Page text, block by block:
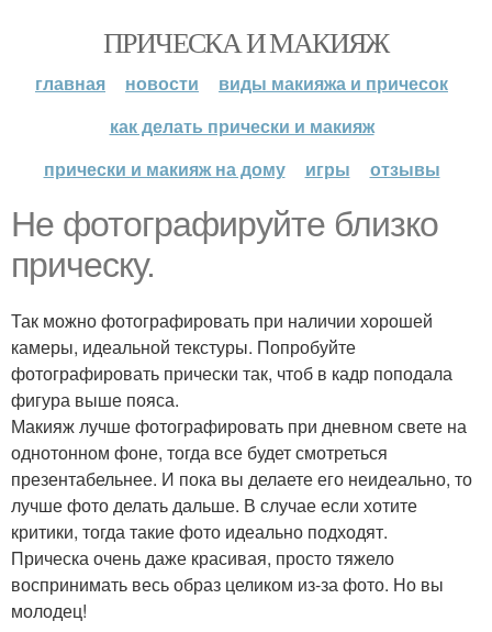
ПРИЧЕСКА И МАКИЯЖ
главная новости
виды макияжа и причесок
как делать прически и макияж
прически и макияж на дому
игры отзывы
Не фотографируйте близко
прическу.
Так можно фотографировать при наличии хорошей
камеры, идеальной текстуры. Попробуйте
фотографировать прически так, чтоб в кадр поподала
фигура выше пояса.
Макияж лучше фотографировать при дневном свете на
однотонном фоне, тогда все будет смотреться
презентабельнее. И пока вы делаете его неидеально, то
лучше фото делать дальше. В случае если хотите
критики, тогда такие фото идеально подходят.
Прическа очень даже красивая, просто тяжело
воспринимать весь образ целиком из-за фото. Но вы
молодец!